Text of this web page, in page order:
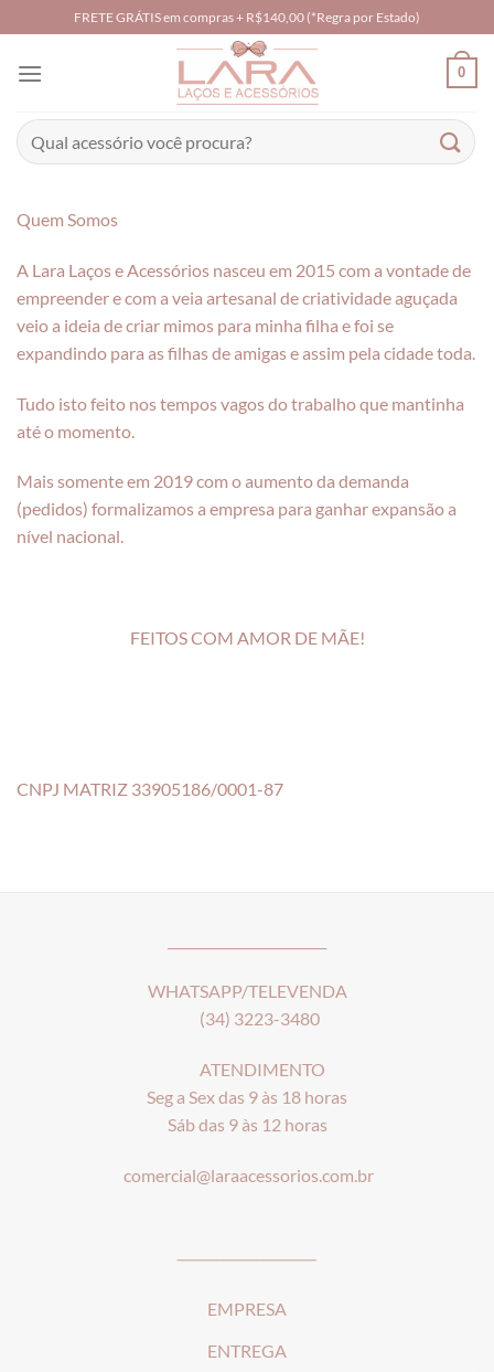
to
content
FRETE GRÁTIS em compras + R$140,00 (*Regra por Estado)
0
Pesquisar
por:
Quem Somos
A Lara Laços e Acessórios nasceu em 2015 com a vontade de
empreender e com a veia artesanal de criatividade aguçada
veio a ideia de criar mimos para minha filha e foi se
expandindo para as filhas de amigas e assim pela cidade toda.
Tudo isto feito nos tempos vagos do trabalho que mantinha
até o momento.
Mais somente em 2019 com o aumento da demanda
(pedidos) formalizamos a empresa para ganhar expansão a
nível nacional.
FEITOS COM AMOR DE MÃE!
CNPJ MATRIZ 33905186/0001-87
WHATSAPP/TELEVENDA
(34) 3223-3480
ATENDIMENTO
Seg a Sex das 9 às 18 horas
Sáb das 9 às 12 horas
comercial@laraacessorios.com.br
EMPRESA
ENTREGA